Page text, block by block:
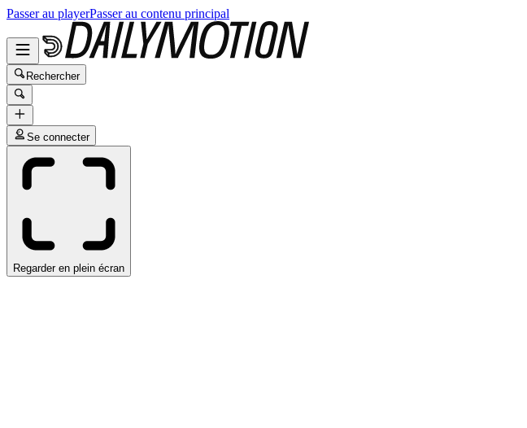
Passer au playerPasser au contenu principal
Rechercher
Se connecter
Regarder en plein écran